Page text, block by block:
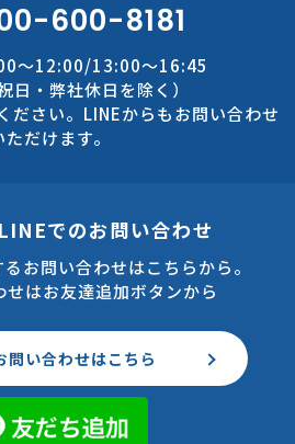
600-8181
～12:00/13:00～16:45
日・弊社休日を除く）
ださい。LINEからもお問い合わせ
ただけます。
でのお問い合わせ
お問い合わせはこちらから。
せはお友達追加ボタンから
問い合わせはこちら